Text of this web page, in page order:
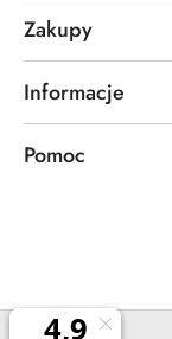
Zakupy
Informacje
Pomoc